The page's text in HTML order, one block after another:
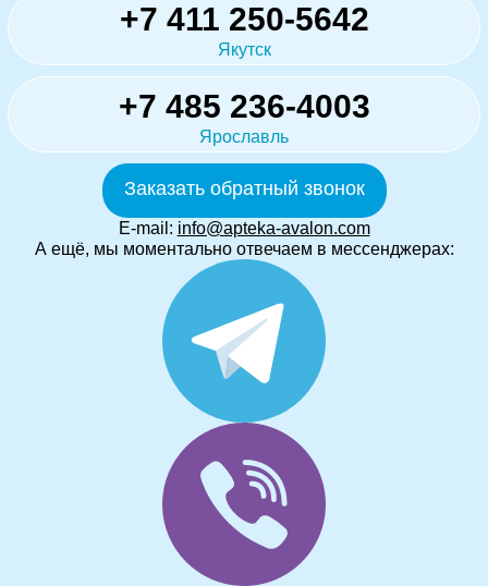
+7 411 250-5642
Якутск
+7 485 236-4003
Ярославль
Заказать обратный звонок
E-mail: info@apteka-avalon.com
А ещё, мы моментально отвечаем в мессенджерах: